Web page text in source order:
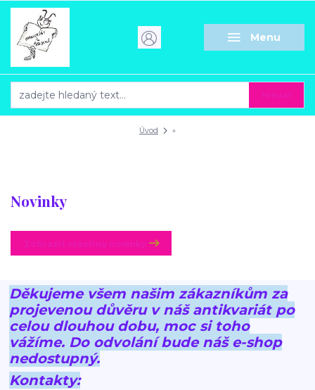
Menu
Úvod »
Novinky
Děkujeme všem našim zákazníkům za
projevenou důvěru v náš antikvariát po
celou dlouhou dobu, moc si toho
vážíme. Do odvolání bude náš e-shop
nedostupný.
Kontakty: